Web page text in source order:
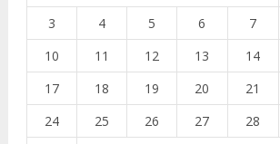
3
4 5 6 7
10
11 12 13 14
17
18 19 20 21
24
25 26 27 28